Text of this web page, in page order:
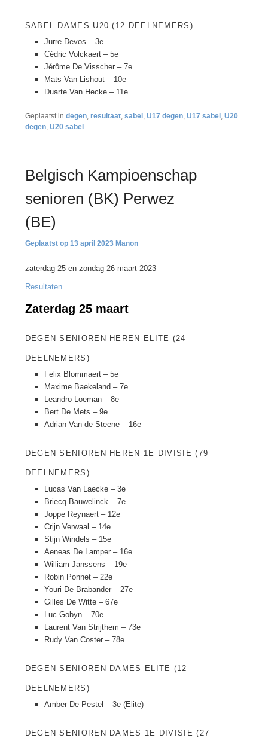
SABEL DAMES U20 (12 DEELNEMERS)
Jurre Devos – 3e
Cédric Volckaert – 5e
Jérôme De Visscher – 7e
Mats Van Lishout – 10e
Duarte Van Hecke – 11e
Geplaatst in degen, resultaat, sabel , U17 degen, U17 sabel , U20
degen, U20 sabel
Belgisch Kampioenschap
senioren (BK) Perwez
(BE)
13 april 2023 Manon
zaterdag 25 en zondag 26 maart 2023
Resultaten
Zaterdag 25 maart
DEGEN SENIOREN HEREN ELITE (24
DEELNEMERS)
Felix Blommaert – 5e
Maxime Baekeland – 7e
Leandro Loeman – 8e
Bert De Mets – 9e
Adrian Van de Steene – 16e
DEGEN SENIOREN HEREN 1E DIVISIE (79
DEELNEMERS)
Lucas Van Laecke – 3e
Briecq Bauwelinck – 7e
Joppe Reynaert – 12e
Crijn Verwaal – 14e
Stijn Windels – 15e
Aeneas De Lamper – 16e
William Janssens – 19e
Robin Ponnet – 22e
Youri De Brabander – 27e
Gilles De Witte – 67e
Luc Gobyn – 70e
Laurent Van Strijthem – 73e
Rudy Van Coster – 78e
DEGEN SENIOREN DAMES ELITE (12
DEELNEMERS)
Amber De Pestel – 3e (Elite)
DEGEN SENIOREN DAMES 1E DIVISIE (27